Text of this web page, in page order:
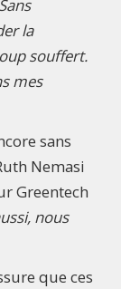
Sans
la
souffert.
mes
sans
Nemasi
Greentech
nous
que ces